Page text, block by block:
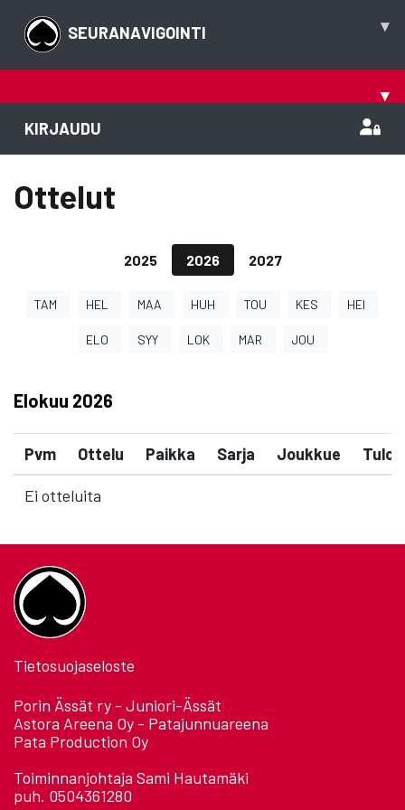
SEURANAVIGOINTI ▾
▾
KIRJAUDU
Ottelut
2025 2026 2027
TAM HEL MAA HUH TOU KES HEI
ELO SYY LOK MAR JOU
Elokuu 2026
Pvm Ottelu Paikka Sarja Joukkue Tulos
Ei otteluita
Tietosuojaseloste
Porin Ässät ry - Juniori-Ässät
Astora Areena Oy - Patajunnuareena
Pata Production Oy
Toiminnanjohtaja Sami Hautamäki
puh. 0504361280